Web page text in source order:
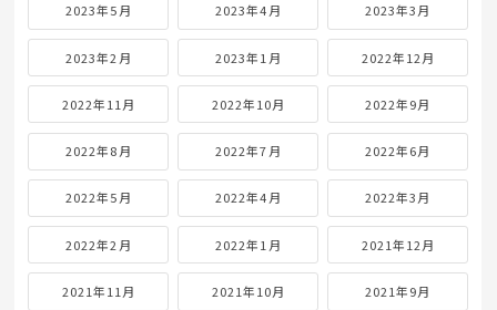
2023年5月 2023年4月 2023年3月
2023年2月 2023年1月 2022年12月
2022年11月 2022年10月 2022年9月
2022年8月 2022年7月 2022年6月
2022年5月 2022年4月 2022年3月
2022年2月 2022年1月 2021年12月
2021年11月 2021年10月 2021年9月